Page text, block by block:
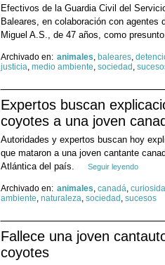
Efectivos de la Guardia Civil del
Baleares, en colaboración con agentes
Miguel A.S., de 47 años, como
Archivado en: animales, baleares,
justicia, medio ambiente, sociedad ,
Expertos buscan
coyotes a una joven
Autoridades y expertos buscan hoy
que mataron a una joven cantante
Atlántica del país.
Seguir leyendo
Archivado en: animales, canadá,
ambiente, naturaleza, sociedad , sucesos
Fallece una joven
coyotes